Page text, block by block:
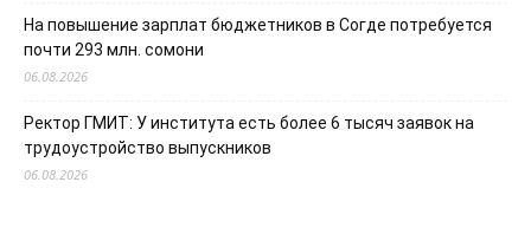
На повышение зарплат бюджетников в Согде потребуется
почти 293 млн. сомони
06.08.2026
Ректор ГМИТ: У института есть более 6 тысяч заявок на
трудоустройство выпускников
06.08.2026